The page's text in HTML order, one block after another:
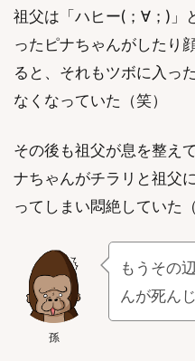
祖父は「ハヒー(；∀；)」
ったピナちゃんがしたり
ると、それもツボに入っ
なくなっていた（笑）
その後も祖父が息を整え
ナちゃんがチラリと祖父
ってしまい悶絶していた（
孫
もうその
んが死ん